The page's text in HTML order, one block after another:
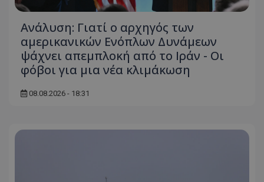
Ανάλυση: Γιατί ο αρχηγός των
αμερικανικών Ενόπλων Δυνάμεων
ψάχνει απεμπλοκή από το Ιράν - Οι
φόβοι για μια νέα κλιμάκωση
08.08.2026 - 18:31